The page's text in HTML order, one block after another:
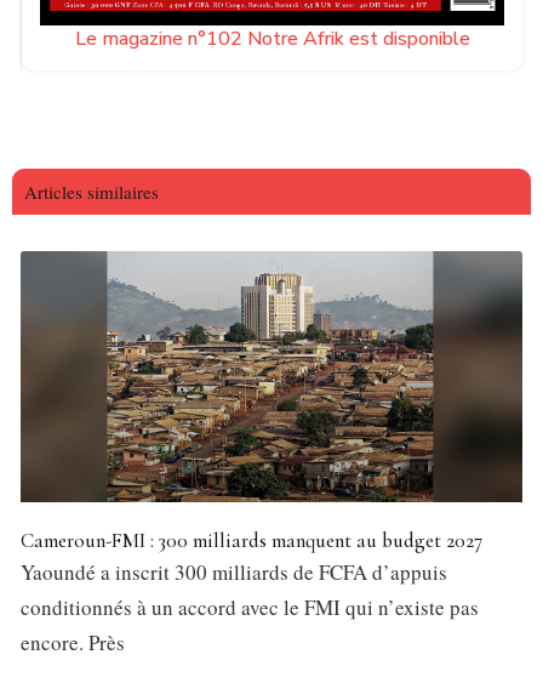
Le magazine n°102 Notre Afrik est disponible
Articles similaires
Cameroun-FMI : 300 milliards manquent au budget 2027
Yaoundé a inscrit 300 milliards de FCFA d’appuis
conditionnés à un accord avec le FMI qui n’existe pas
encore. Près